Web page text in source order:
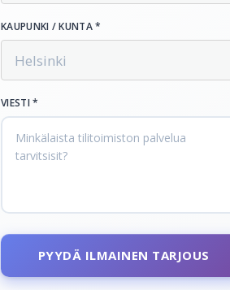
KAUPUNKI / KUNTA *
VIESTI *
PYYDÄ ILMAINEN TARJOUS